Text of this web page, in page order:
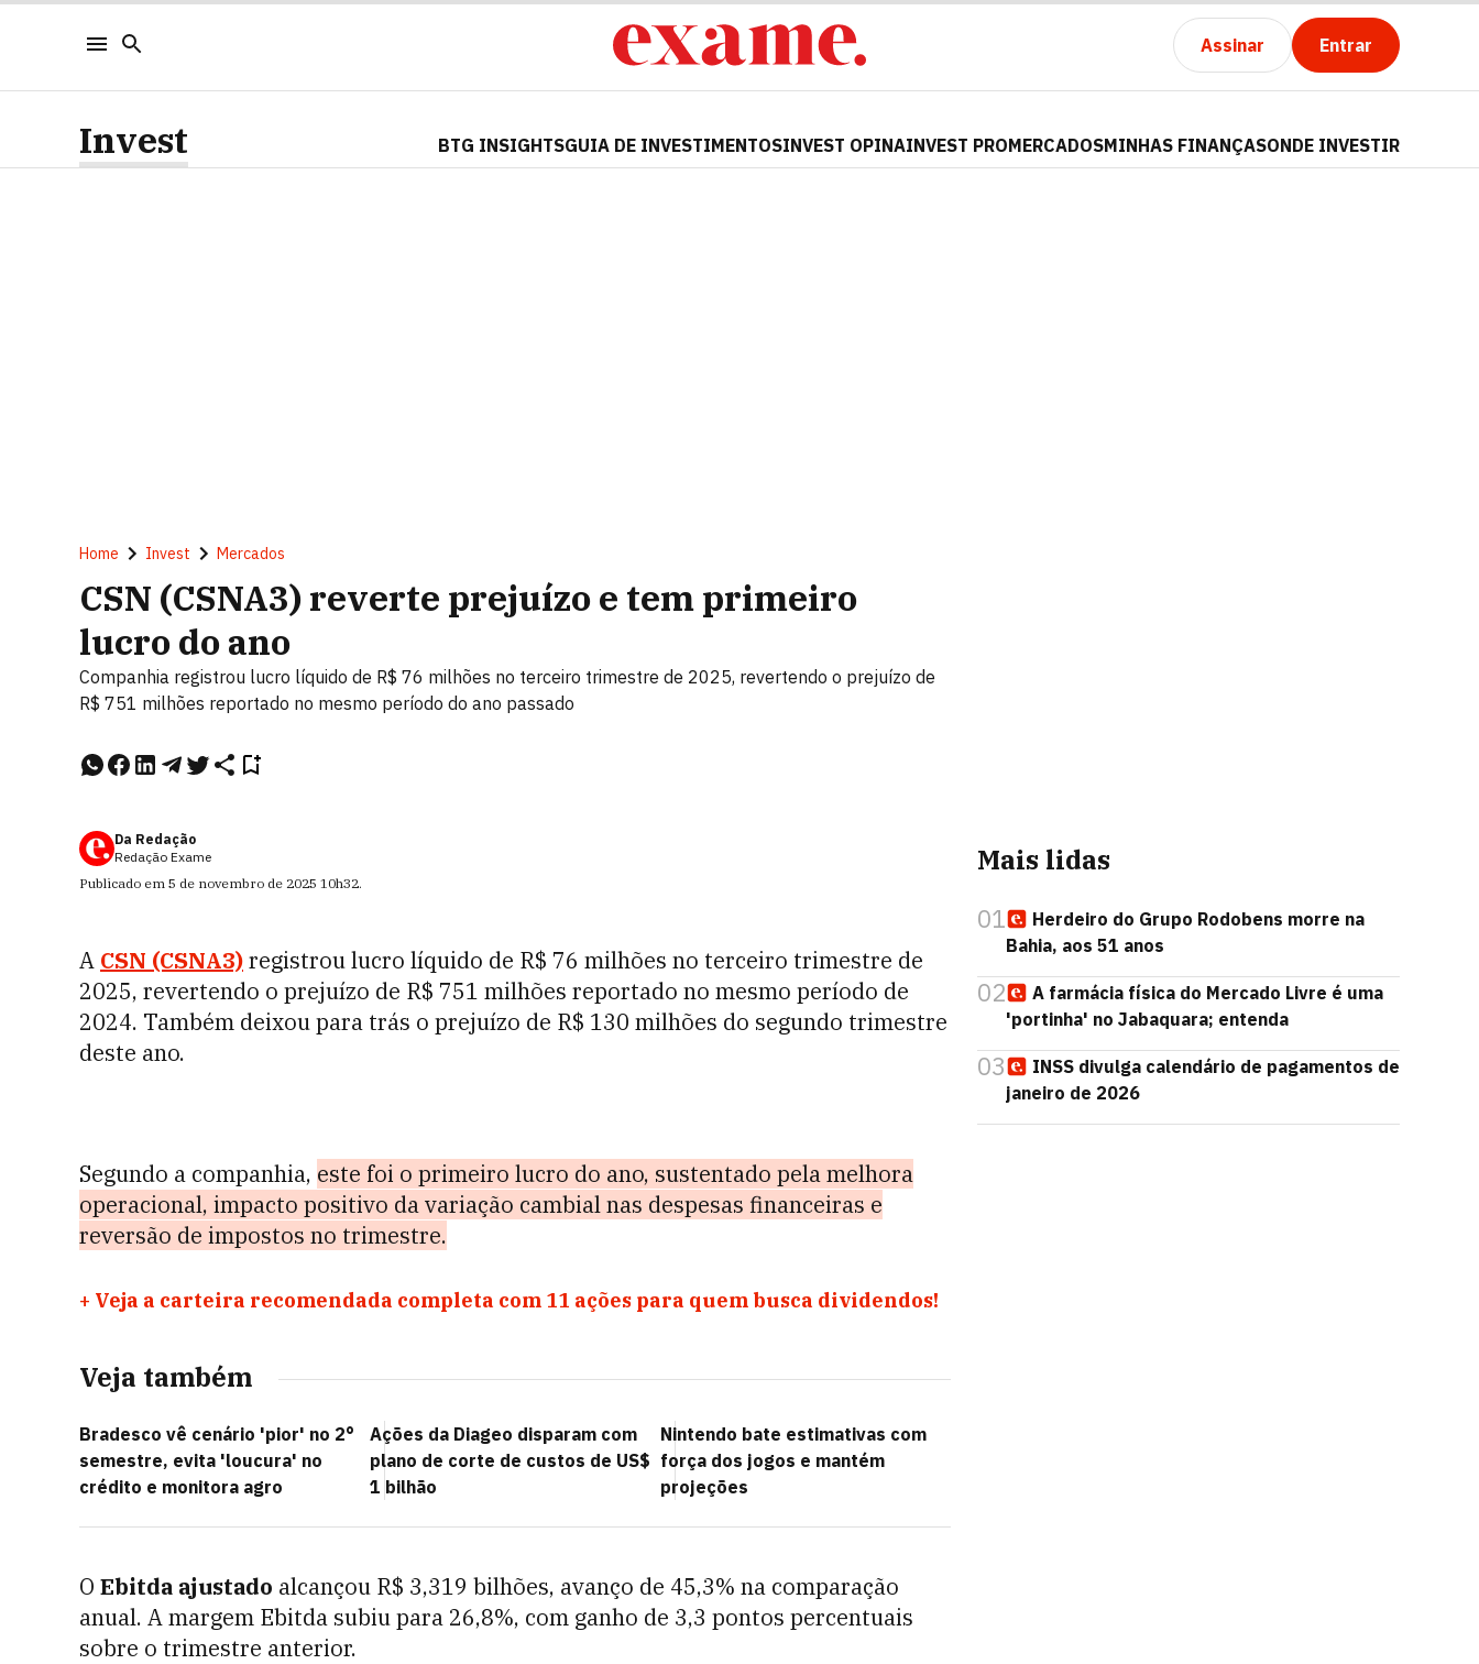
Assinar Entrar
Invest BTG INSIGHTSGUIA DE INVESTIMENTOSINVEST OPINAINVEST PROMERCADOSMINHAS FINANÇASONDE INVESTIR
Home Invest Mercados
CSN (CSNA3) reverte prejuízo e tem primeiro
lucro do ano
Companhia registrou lucro líquido de R$ 76 milhões no terceiro trimestre de 2025, revertendo o prejuízo de
R$ 751 milhões reportado no mesmo período do ano passado
Da Redação
Redação Exame
Publicado em 5 de novembro de 2025 10h32.
A CSN (CSNA3)registrou lucro líquido de R$ 76 milhões no terceiro trimestre de
2025, revertendo o prejuízo de R$ 751 milhões reportado no mesmo período de
2024. Também deixou para trás o prejuízo de R$ 130 milhões do segundo trimestre
deste ano.
Segundo a companhia, este foi o primeiro lucro do ano, sustentado pela melhora
operacional, impacto positivo da variação cambial nas despesas financeiras e
reversão de impostos no trimestre.
+ Veja a carteira recomendada completa com 11 ações para quem busca dividendos!
Veja também
Bradesco vê cenário 'pior' no 2°
semestre, evita 'loucura' no
crédito e monitora agro
Ações da Diageo disparam com
plano de corte de custos de US$
1 bilhão
Nintendo bate estimativas com
força dos jogos e mantém
projeções
O Ebitda ajustado alcançou R$ 3,319 bilhões, avanço de 45,3% na comparação
anual. A margem Ebitda subiu para 26,8%, com ganho de 3,3 pontos percentuais
sobre o trimestre anterior.
Mais lidas
01
Herdeiro do Grupo Rodobens morre na
Bahia, aos 51 anos
02
A farmácia física do Mercado Livre é uma
'portinha' no Jabaquara; entenda
03
INSS divulga calendário de pagamentos de
janeiro de 2026